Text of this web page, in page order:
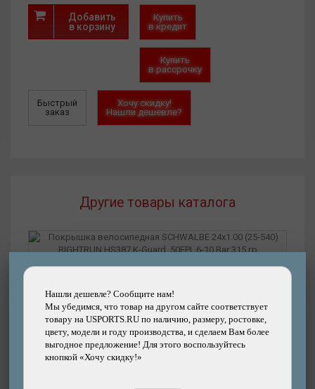
Нашли дешевле? Сообщите нам!
Мы убедимся, что товар на другом сайте соответствует
товару на USPORTS.RU по наличию, размеру, ростовке,
цвету, модели и году производства, и сделаем Вам более
выгодное предложение! Для этого воспользуйтесь
кнопкой «Хочу скидку!»
Добавить
в корзину
Купить
в кредит
Купить
в рассрочку
Быстрый
заказ
Хочу скидку!
Нашли дешевле?
Другие товары каталога
(25-540) RIGHTRUN HS387 K-Guard, 50EPI, 6-10
Bar 315 гр
Бренд: SCHWALBE
Цена: 2380р.